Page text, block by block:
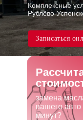
Комплексные
Рублёво-
Записаться
замена
вашего авто
минут?